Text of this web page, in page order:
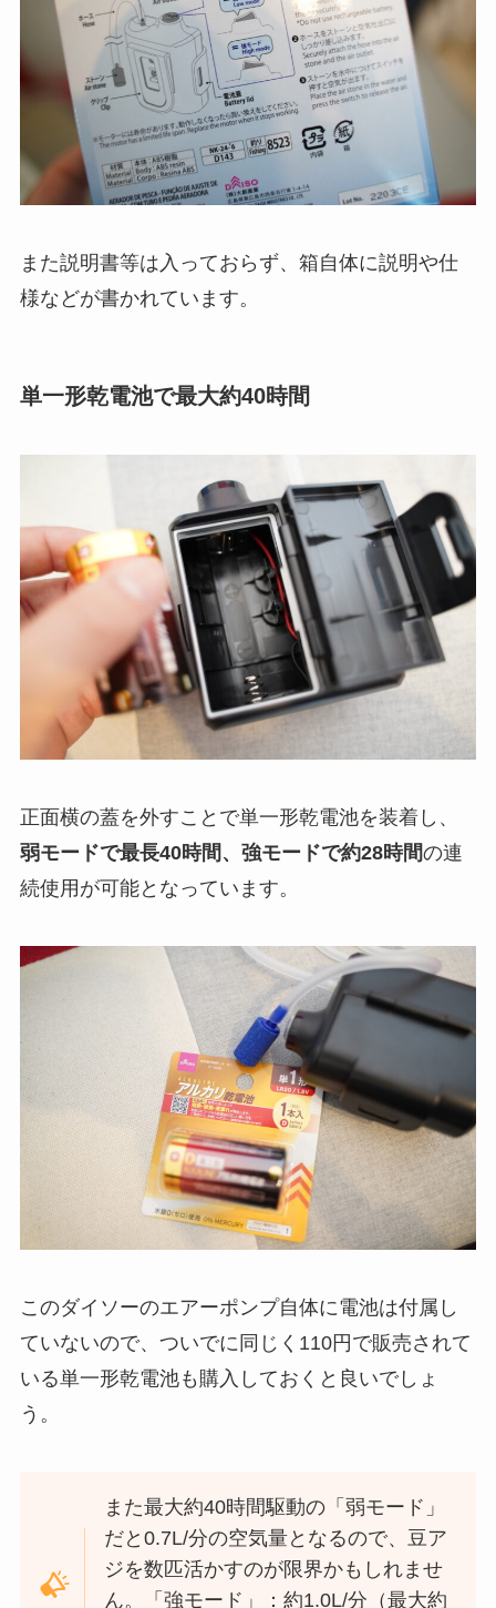
また説明書等は入っておらず、箱自体に説明や仕
様などが書かれています。
単一形乾電池で最大約40時間
正面横の蓋を外すことで単一形乾電池を装着し、
弱モードで最長40時間、強モードで約28時間の連
続使用が可能となっています。
このダイソーのエアーポンプ自体に電池は付属し
ていないので、ついでに同じく110円で販売されて
いる単一形乾電池も購入しておくと良いでしょ
う。
また最大約40時間駆動の「弱モード」
だと0.7L/分の空気量となるので、豆ア
ジを数匹活かすのが限界かもしれませ
ん。「強モード」：約1.0L/分（最大約